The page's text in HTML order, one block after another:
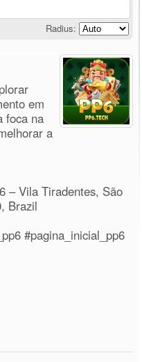
Radius:
em
foca na
a
– Vila Tiradentes, São
Brazil
#pagina_inicial_pp6